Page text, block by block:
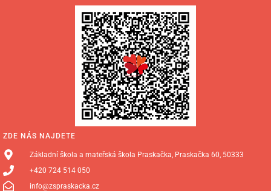
ZDE NÁS NAJDETE
Základní škola a mateřská škola Praskačka, Praskačka 60, 50333
+420 724 514 050
info@zspraskacka.cz